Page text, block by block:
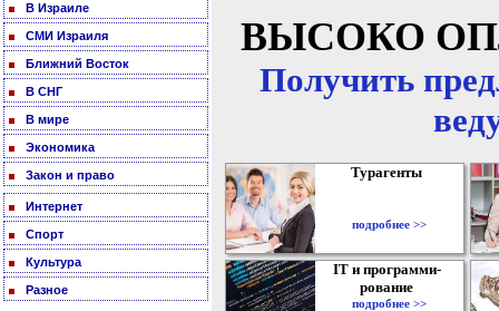
В Израиле
СМИ Израиля
Ближний Восток
В СНГ
В мире
Экономика
Закон и право
Интернет
Спорт
Культура
Разное
ВЫСОКО
Получить
Турагенты
подробнее >>
IT и программи-
рование
подробнее >>